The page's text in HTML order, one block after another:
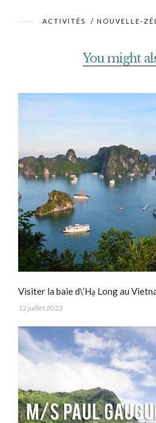
ACTIVITÉS / NOUVELLE-
You might
Visiter la baie d\’Hạ Long au
12 juillet 2022